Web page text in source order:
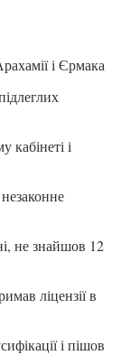
і Єрмака
кабінеті і
не знайшов 12
ліцензії в
і пішов